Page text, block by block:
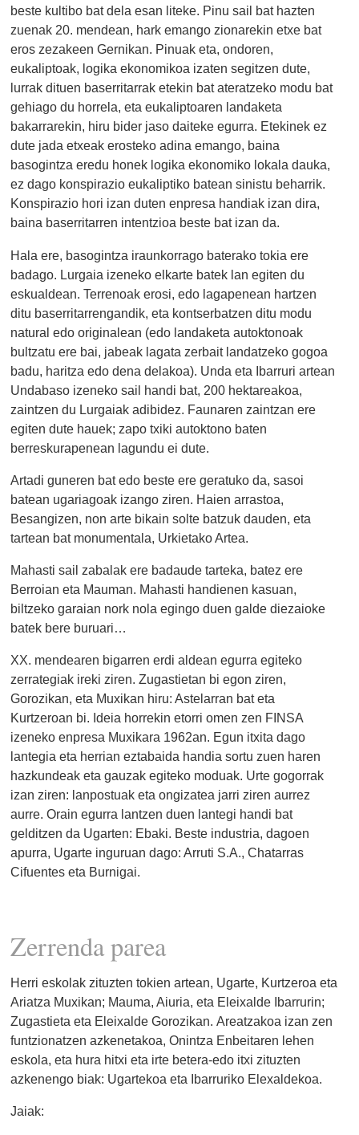
beste kultibo bat dela esan liteke. Pinu sail bat hazten
zuenak 20. mendean, hark emango zionarekin etxe bat
eros zezakeen Gernikan. Pinuak eta, ondoren,
eukaliptoak, logika ekonomikoa izaten segitzen dute,
lurrak dituen baserritarrak etekin bat ateratzeko modu bat
gehiago du horrela, eta eukaliptoaren landaketa
bakarrarekin, hiru bider jaso daiteke egurra. Etekinek ez
dute jada etxeak erosteko adina emango, baina
basogintza eredu honek logika ekonomiko lokala dauka,
ez dago konspirazio eukaliptiko batean sinistu beharrik.
Konspirazio hori izan duten enpresa handiak izan dira,
baina baserritarren intentzioa beste bat izan da.
Hala ere, basogintza iraunkorrago baterako tokia ere
badago. Lurgaia izeneko elkarte batek lan egiten du
eskualdean. Terrenoak erosi, edo lagapenean hartzen
ditu baserritarrengandik, eta kontserbatzen ditu modu
natural edo originalean (edo landaketa autoktonoak
bultzatu ere bai, jabeak lagata zerbait landatzeko gogoa
badu, haritza edo dena delakoa). Unda eta Ibarruri artean
Undabaso izeneko sail handi bat, 200 hektareakoa,
zaintzen du Lurgaiak adibidez. Faunaren zaintzan ere
egiten dute hauek; zapo txiki autoktono baten
berreskurapenean lagundu ei dute.
Artadi guneren bat edo beste ere geratuko da, sasoi
batean ugariagoak izango ziren. Haien arrastoa,
Besangizen, non arte bikain solte batzuk dauden, eta
tartean bat monumentala, Urkietako Artea.
Mahasti sail zabalak ere badaude tarteka, batez ere
Berroian eta Mauman. Mahasti handienen kasuan,
biltzeko garaian nork nola egingo duen galde diezaioke
batek bere buruari…
XX. mendearen bigarren erdi aldean egurra egiteko
zerrategiak ireki ziren. Zugastietan bi egon ziren,
Gorozikan, eta Muxikan hiru: Astelarran bat eta
Kurtzeroan bi. Ideia horrekin etorri omen zen FINSA
izeneko enpresa Muxikara 1962an. Egun itxita dago
lantegia eta herrian eztabaida handia sortu zuen haren
hazkundeak eta gauzak egiteko moduak. Urte gogorrak
izan ziren: lanpostuak eta ongizatea jarri ziren aurrez
aurre. Orain egurra lantzen duen lantegi handi bat
gelditzen da Ugarten: Ebaki. Beste industria, dagoen
apurra, Ugarte inguruan dago: Arruti S.A., Chatarras
Cifuentes eta Burnigai.
Zerrenda parea
Herri eskolak zituzten tokien artean, Ugarte, Kurtzeroa eta
Ariatza Muxikan; Mauma, Aiuria, eta Eleixalde Ibarrurin;
Zugastieta eta Eleixalde Gorozikan.Areatzakoa izan zen
funtzionatzen azkenetakoa, Onintza Enbeitaren lehen
eskola, eta hura hitxi eta irte betera-edo itxi zituzten
azkenengo biak: Ugartekoa eta Ibarruriko Elexaldekoa.
Jaiak: